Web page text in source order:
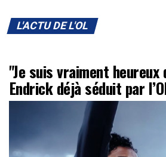
L'ACTU DE L'OL
"Je suis vraiment heureux
Endrick déjà séduit par